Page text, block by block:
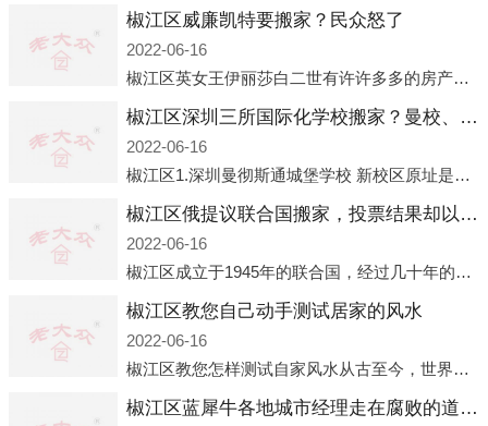
椒江区威廉凯特要搬家？民众怒了
2022-06-16
椒江区英女王伊丽莎白二世有许许多多的房产，遍布英国各地。而作为英女王的亲孙子、未来的英国国王，威廉王子自然也能享受到女王的房产。目前，威廉凯特以及三个孩子有两个经常居住的地点，一处是位于伦敦的肯辛顿宫，一处
椒江区深圳三所国际化学校搬家？曼校、QSI、南山中英文搬走了
2022-06-16
椒江区1.深圳曼彻斯通城堡学校 新校区原址是蛇口国际据悉，此次曼彻斯通城堡学校搬迁到蛇口新校区的开办与蛇口外籍人员子女学校（蛇口国际）有很大的关联。2021年，太子湾实验部就宣布在2022年正式并入蛇口外籍
椒江区俄提议联合国搬家，投票结果却以惨败收场
2022-06-16
椒江区成立于1945年的联合国，经过几十年的发展，如今拥有193个成员国。拥有如此众多会员国的联合国，可以说是世界上最具代表性的国际组织，也是世界上分量最重、有着较高话语权的国际组织。但以美国为首的西方国家
椒江区教您自己动手测试居家的风水
2022-06-16
椒江区教您怎样测试自家风水从古至今，世界各地的人们都在研究人在乾坤中的位置以及它们所形成的关系。通过探究季节转换、星象变化，并且在所观测到的自然规律的指导下，人们开始认识到居住在不同住宅中的人，其一生中的财
椒江区蓝犀牛各地城市经理走在腐败的道路上